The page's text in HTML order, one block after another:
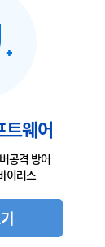
트웨어
공격 방어
이러스